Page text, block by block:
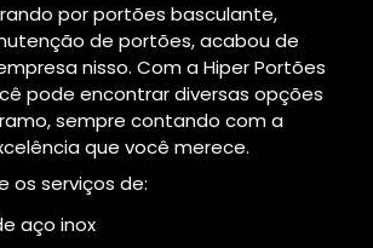
por portões basculante,
de portões, acabou de
nisso. Com a Hiper Portões
pode encontrar diversas opções
sempre contando com a
que você merece.
os serviços de:
aço inox